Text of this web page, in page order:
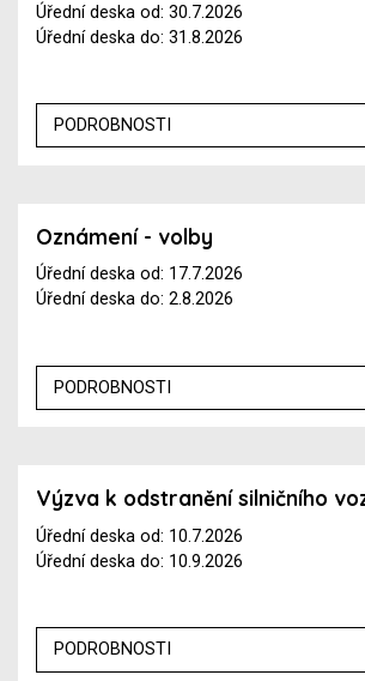
Úřední deska od: 30.7.2026
Úřední deska do: 31.8.2026
PODROBNOSTI
Oznámení - volby
Úřední deska od: 17.7.2026
Úřední deska do: 2.8.2026
PODROBNOSTI
Výzva k odstranění silničního
Úřední deska od: 10.7.2026
Úřední deska do: 10.9.2026
PODROBNOSTI